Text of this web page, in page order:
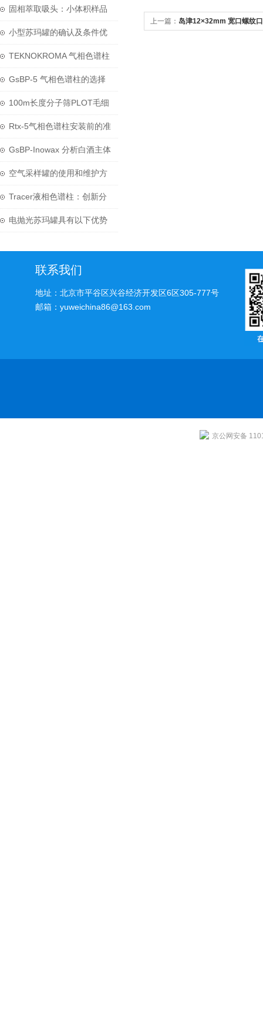
固相萃取吸头：小体积样品
前处理的革命性技术
小型苏玛罐的确认及条件优
化
TEKNOKROMA 气相色谱柱
替代 岛津、AGILENT、
SUPELCO、 RESTEK 等品
牌
GsBP-5 气相色谱柱的选择
与处理方式
100m长度分子筛PLOT毛细
柱应用于无机气体分析
Rtx-5气相色谱柱安装前的准
备工作有哪些？
GsBP-Inowax 分析白酒主体
香源物质
空气采样罐的使用和维护方
法
Tracer液相色谱柱：创新分
离技术的力量
电抛光苏玛罐具有以下优势
上一篇： 岛津12×32mm 宽口螺纹
联系我们
地址：北京市平谷区兴谷经济开发区6区305-777号
邮箱：yuweichina86@163.com
京公网安备